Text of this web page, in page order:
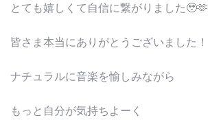
とても嬉しくて自信に繋がりました🥹🫶
皆さま本当にありがとうございました！
ナチュラルに音楽を愉しみながら
もっと自分が気持ちよーく